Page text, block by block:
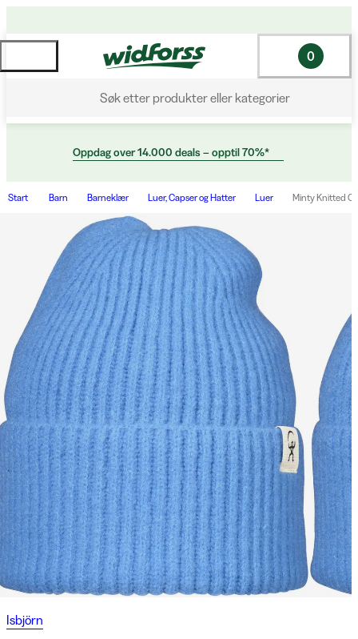
Søk etter produkter eller kategorier
0
Oppdag over 14.000 deals – opptil 70%*
Start Barn Barneklær Luer, Capser og Hatter Luer Minty Knitted
Isbjörn